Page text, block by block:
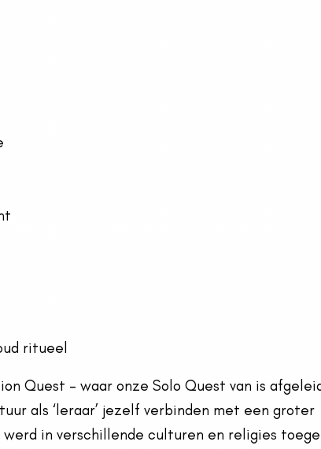
ritueel
Quest – waar onze Solo Quest van is
als ‘leraar’ jezelf verbinden met een groter
in verschillende culturen en religies